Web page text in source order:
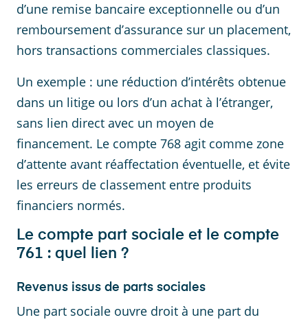
d’une remise bancaire exceptionnelle ou d’un
remboursement d’assurance sur un placement,
hors transactions commerciales classiques.
Un exemple : une réduction d’intérêts obtenue
dans un litige ou lors d’un achat à l’étranger,
sans lien direct avec un moyen de
financement. Le compte 768 agit comme zone
d’attente avant réaffectation éventuelle, et évite
les erreurs de classement entre produits
financiers normés.
Le compte part sociale et le compte
761 : quel lien ?
Revenus issus de parts sociales
Une part sociale ouvre droit à une part du